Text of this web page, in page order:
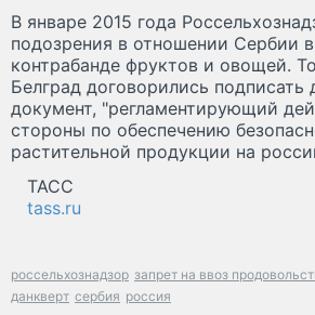
В январе 2015 года
подозрения в отношении Сербии
контрабанде фруктов и овощей.
Белград договорились подписать
документ, "регламентирующий
стороны по обеспечению
растительной продукции на
ТАСС
tass.ru
россельхознадзор запрет на ввоз
данкверт сербия россия